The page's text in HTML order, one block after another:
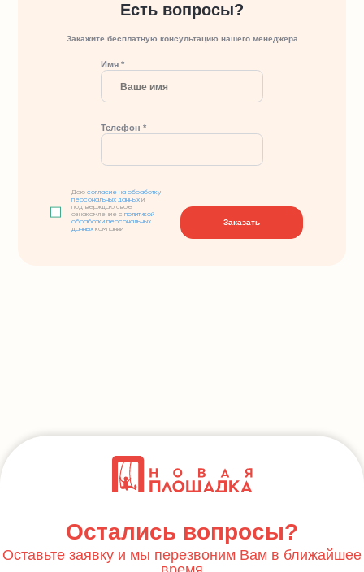
Есть вопросы?
Закажите бесплатную консультацию нашего менеджера
Имя *
Телефон *
Даюсогласие на обработку
персональных данных и
подтверждаю свое
ознакомление сполитикой
обработки персональных
данных компании
Заказать
Остались вопросы?
Оставьте заявку и мы перезвоним Вам в ближайшее